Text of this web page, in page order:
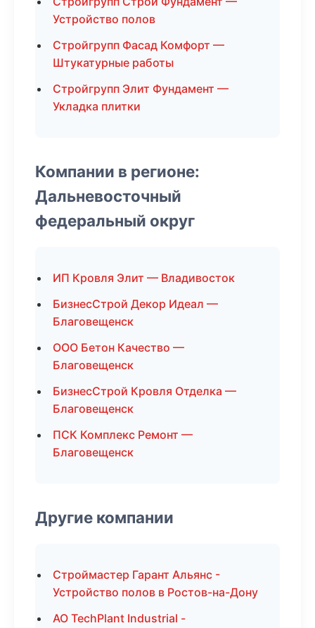
Устройство полов
Стройгрупп Фасад Комфорт —
Штукатурные работы
Стройгрупп Элит Фундамент —
Укладка плитки
Компании в регионе:
Дальневосточный
федеральный округ
ИП Кровля Элит — Владивосток
БизнесСтрой Декор Идеал —
Благовещенск
ООО Бетон Качество —
Благовещенск
БизнесСтрой Кровля Отделка —
Благовещенск
ПСК Комплекс Ремонт —
Благовещенск
Другие компании
Строймастер Гарант Альянс -
Устройство полов в Ростов-на-Дону
АО TechPlant Industrial -